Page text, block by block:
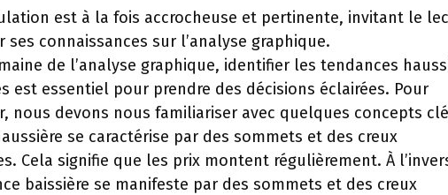
est à la fois accrocheuse et pertinente, invitant le
ses connaissances sur l’analyse graphique.
de l’analyse graphique, identifier les tendances
est essentiel pour prendre des décisions éclairées. Pour
nous devons nous familiariser avec quelques concepts
se caractérise par des sommets et des creux
Cela signifie que les prix montent régulièrement. À
baissière se manifeste par des sommets et des creux